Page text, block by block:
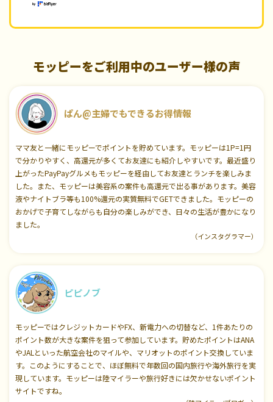
モッピーをご利用中のユーザー様の声
ぱん@主婦でもできるお得情報
ママ友と一緒にモッピーでポイントを貯めています。モッピーは1P=1円
で分かりやすく、高還元が多くてお友達にも紹介しやすいです。最近盛り
上がったPayPayグルメもモッピーを経由してお友達とランチを楽しみま
した。また、モッピーは美容系の案件も高還元で出る事があります。美容
液やナイトブラ等も100%還元の実質無料でGETできました。モッピーの
おかげで子育てしながらも自分の楽しみができ、日々の生活が豊かになり
ました。
（インスタグラマー）
ピピノブ
モッピーではクレジットカードやFX、新電力への切替など、1件あたりの
ポイント数が大きな案件を狙って参加しています。貯めたポイントはANA
やJALといった航空会社のマイルや、マリオットのポイント交換していま
す。このようにすることで、ほぼ無料で年数回の国内旅行や海外旅行を実
現しています。モッピーは陸マイラーや旅行好きには欠かせないポイント
サイトですね。